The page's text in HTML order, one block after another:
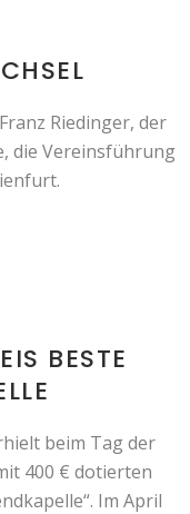
Riedinger, der
die Vereinsführung
BESTE
beim Tag der
400 € dotierten
Im April